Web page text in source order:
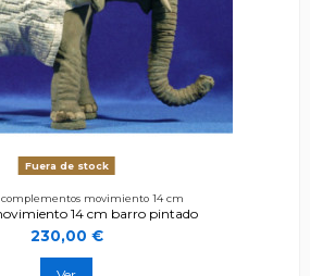
Fuera de stock
complementos movimiento 14 cm
14 cm barro pintado
230,00 €